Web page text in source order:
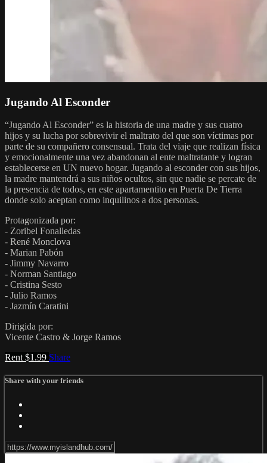
Jugando Al Esconder
“Jugando Al Esconder” es la historia de una madre y sus cuatro
hijos y su lucha por sobrevivir el maltrato del que son víctimas por
parte de su compañero consensual. Trata del viaje que realizan física
y emocionalmente una vez abandonan al ente maltratante y logran
establecerse en UN nuevo hogar. Jugando al esconder con sus hijos,
la madre mantendrá a sus niños ocultos, sin que nadie se percate de
la presencia de todos, en este apartamentito en Puerta De Tierra
donde solo aceptan como inquilinos a dos personas.
Protagonizada por:
- Zoribel Fonalledas
- René Monclova
- Marian Pabón
- Jimmy Navarro
- Norman Santiago
- Cristina Sesto
- Julio Ramos
- Jazmín Caratini
Dirigida por:
Vicente Castro & Jorge Ramos
Rent $1.99 Share
Share with your friends